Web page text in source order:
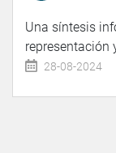
Una síntesis
representación
28-08-2024